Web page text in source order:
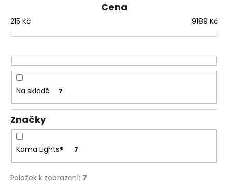
í
p
o
d
u
k
t
ů
Cena
215 Kč 9189 Kč
Na skladě 7
Značky
Kama Lights® 7
Položek k zobrazení: 7
HLEDAT
D
o
p
o
r
u
u
j
e